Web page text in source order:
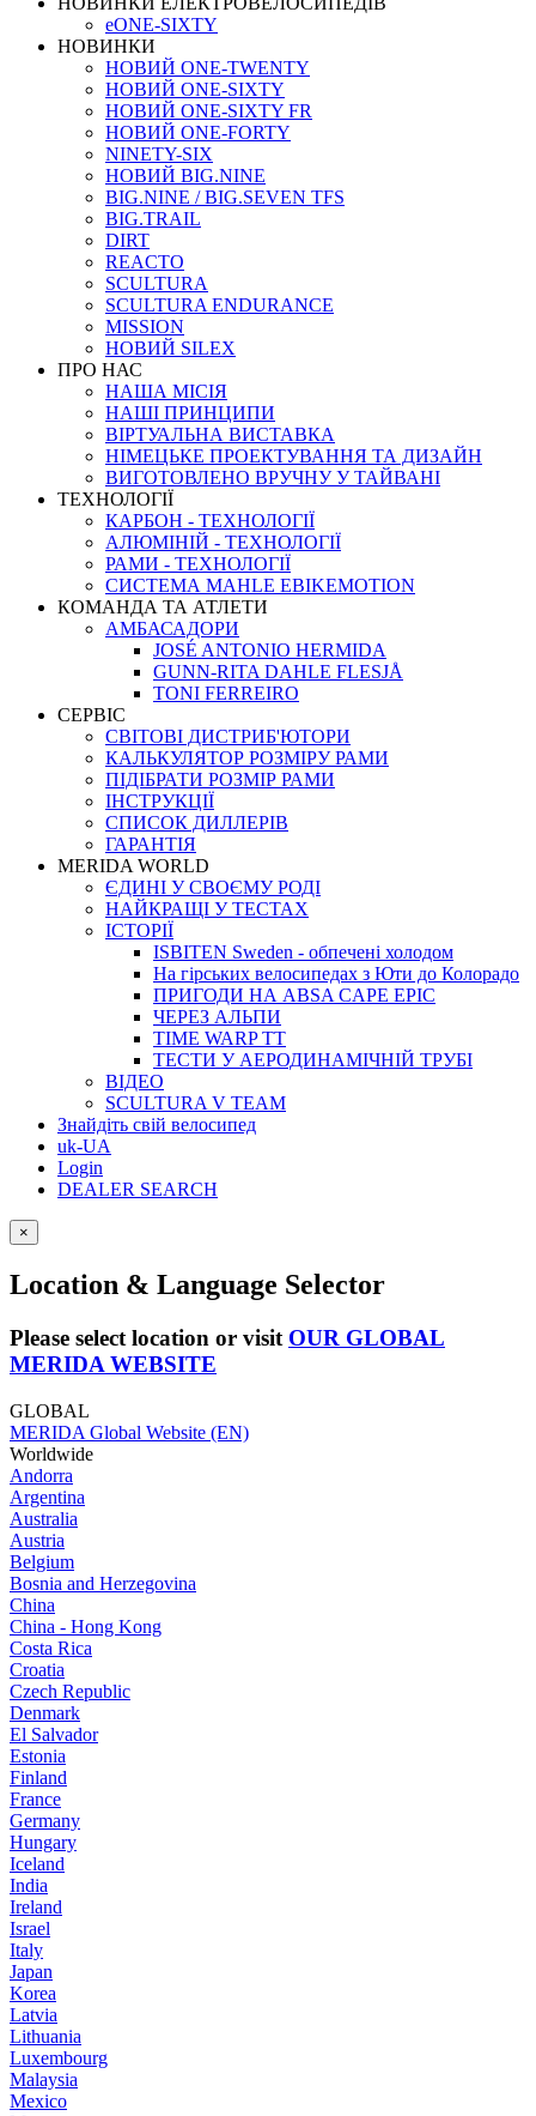
eONE-SIXTY
НОВИНКИ
НОВИЙ ONE-TWENTY
НОВИЙ ONE-SIXTY
НОВИЙ ONE-SIXTY FR
НОВИЙ ONE-FORTY
NINETY-SIX
НОВИЙ BIG.NINE
BIG.NINE / BIG.SEVEN TFS
BIG.TRAIL
DIRT
REACTO
SCULTURA
SCULTURA ENDURANCE
MISSION
НОВИЙ SILEX
ПРО НАС
НАША МICIЯ
НАШI ПРИНЦИПИ
ВIРТУАЛЬНА ВИСТАВКА
НІМЕЦЬКЕ ПРОЕКТУВАННЯ ТА ДИЗАЙН
ВИГОТОВЛЕНО ВРУЧНУ У ТАЙВАНІ
ТЕХНОЛОГІЇ
КАРБОН - ТЕХНОЛОГІЇ
АЛЮМІНІЙ - ТЕХНОЛОГІЇ
РАМИ - ТЕХНОЛОГІЇ
СИСТЕМА MAHLE EBIKEMOTION
КОМАНДА ТА АТЛЕТИ
АМБАСАДОРИ
JOSÉ ANTONIO HERMIDA
GUNN-RITA DAHLE FLESJÅ
TONI FERREIRO
СЕРВІС
СВІТОВІ ДИСТРИБ'ЮТОРИ
КАЛЬКУЛЯТОР РОЗМIРУ РАМИ
ПІДІБРАТИ РОЗМІР РАМИ
IНСТРУКЦIЇ
СПИСОК ДИЛЛЕРІВ
ГАРАНТIЯ
MERIDA WORLD
ЄДИНI У СВОЄМУ РОДI
НАЙКРАЩІ У ТЕСТАХ
ІСТОРІЇ
ISBITEN Sweden - обпечені холодом
На гірських велосипедах з Юти до Колорадо
ПРИГОДИ НА ABSA CAPE EPIC
ЧЕРЕЗ АЛЬПИ
TIME WARP TT
ТЕСТИ У АЕРОДИНАМІЧНІЙ ТРУБІ
ВІДЕО
SCULTURA V TEAM
Знайдіть свій велосипед
uk-UA
Login
DEALER SEARCH
×
Location & Language Selector
Please select location or visit OUR GLOBAL
MERIDA WEBSITE
GLOBAL
MERIDA Global Website (EN)
Worldwide
Andorra
Argentina
Australia
Austria
Belgium
Bosnia and Herzegovina
China
China - Hong Kong
Costa Rica
Croatia
Czech Republic
Denmark
El Salvador
Estonia
Finland
France
Germany
Hungary
Iceland
India
Ireland
Israel
Italy
Japan
Korea
Latvia
Lithuania
Luxembourg
Malaysia
Mexico